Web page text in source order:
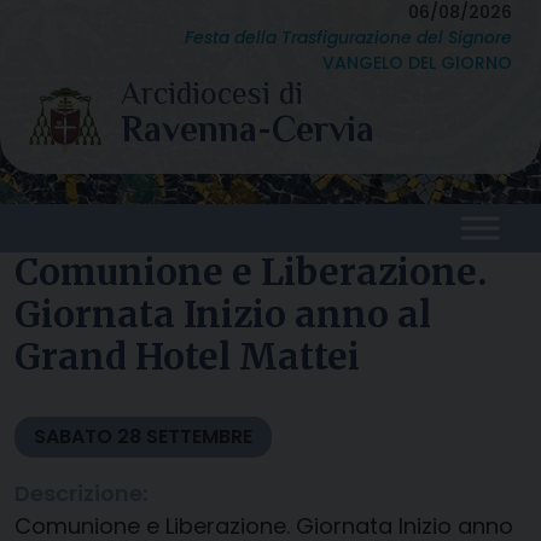
content
06/08/2026
Festa della Trasfigurazione del Signore
VANGELO DEL GIORNO
Comunione e Liberazione.
Giornata Inizio anno al
Grand Hotel Mattei
SABATO 28 SETTEMBRE
Comunione e Liberazione. Giornata Inizio anno